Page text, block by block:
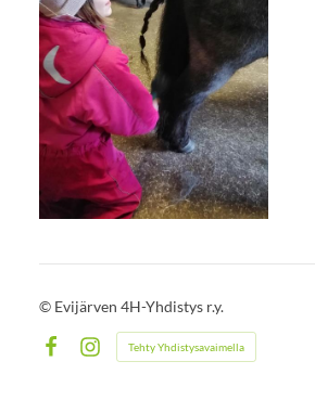
© Evijärven 4H-Yhdistys r.y.
Instagram
Tehty Yhdistysavaimella